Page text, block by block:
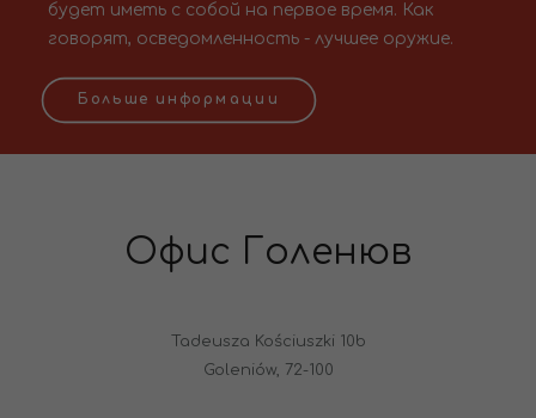
будет иметь с собой на первое время. Как
говорят, осведомленность - лучшее оружие.
Больше информации
Офис Голенюв
Tadeusza Kościuszki 10b
Goleniów, 72-100